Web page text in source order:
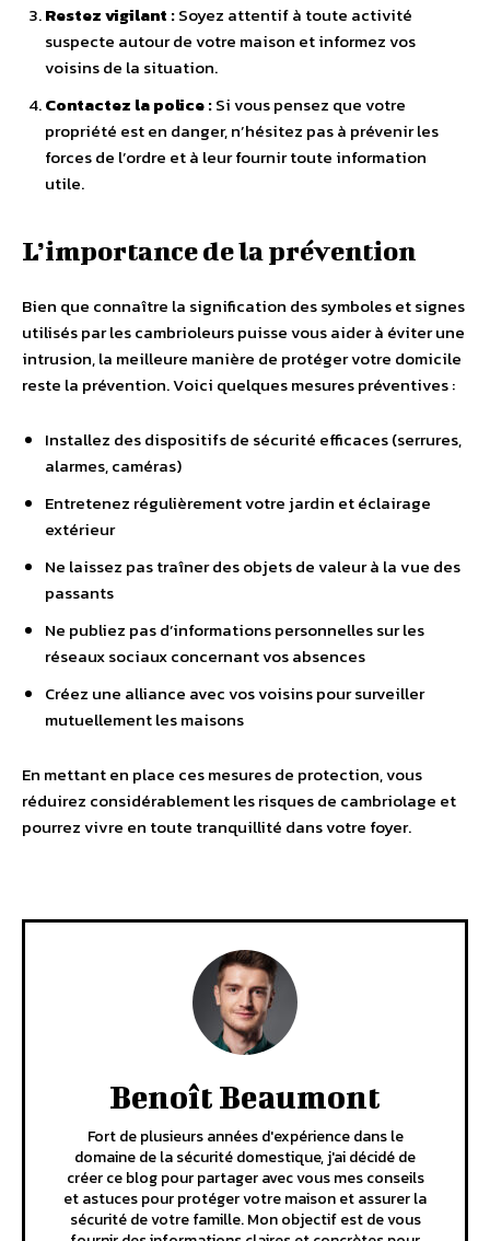
Restez vigilant :Soyez attentif à toute activité
suspecte autour de votre maison et informez vos
voisins de la situation.
Contactez la police :Si vous pensez que votre
propriété est en danger, n’hésitez pas à prévenir les
forces de l’ordre et à leur fournir toute information
utile.
L’importance de la prévention
Bien que connaître la signification des symboles et signes
utilisés par les cambrioleurs puisse vous aider à éviter une
intrusion, la meilleure manière de protéger votre domicile
reste la prévention. Voici quelques mesures préventives :
Installez des dispositifs de sécurité efficaces (serrures,
alarmes, caméras)
Entretenez régulièrement votre jardin et éclairage
extérieur
Ne laissez pas traîner des objets de valeur à la vue des
passants
Ne publiez pas d’informations personnelles sur les
réseaux sociaux concernant vos absences
Créez une alliance avec vos voisins pour surveiller
mutuellement les maisons
En mettant en place ces mesures de protection, vous
réduirez considérablement les risques de cambriolage et
pourrez vivre en toute tranquillité dans votre foyer.
Benoît Beaumont
Fort de plusieurs années d'expérience dans le
domaine de la sécurité domestique, j'ai décidé de
créer ce blog pour partager avec vous mes conseils
et astuces pour protéger votre maison et assurer la
sécurité de votre famille. Mon objectif est de vous